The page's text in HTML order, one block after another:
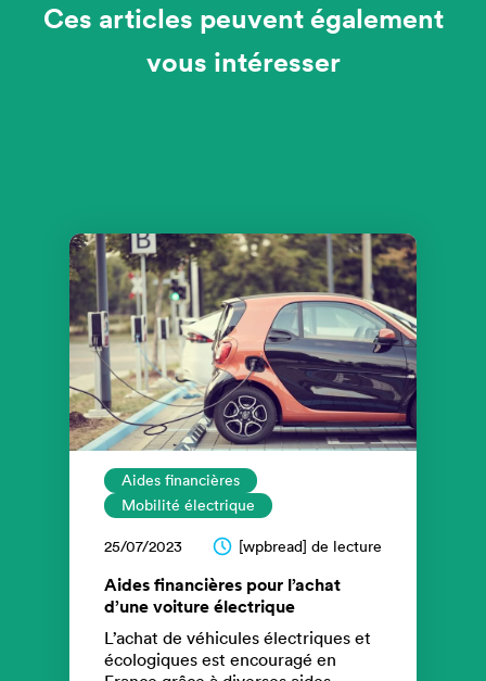
Ces articles peuvent également
vous intéresser
Aides financières
Mobilité électrique
25/07/2023 [wpbread] de lecture
Aides financières pour l’achat
d’une voiture électrique
L’achat de véhicules électriques et
écologiques est encouragé en